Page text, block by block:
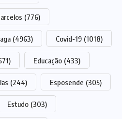
(776)
(4963) Covid-19 (1018)
Educação (433)
(244) Esposende (305)
Estudo (303)